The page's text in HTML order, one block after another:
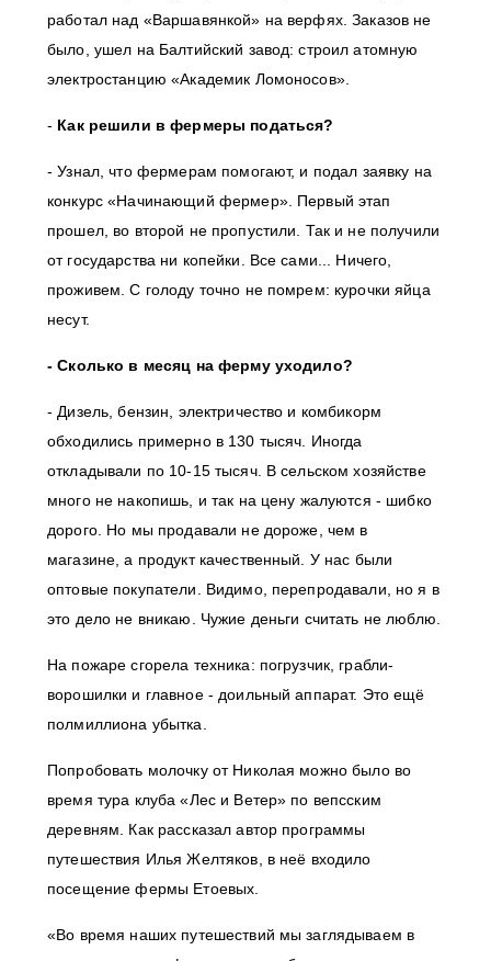
работал над «Варшавянкой» на верфях. Заказов не
было, ушел на Балтийский завод: строил атомную
электростанцию «Академик Ломоносов».
- Как решили в фермеры податься?
- Узнал, что фермерам помогают, и подал заявку на
конкурс «Начинающий фермер». Первый этап
прошел, во второй не пропустили. Так и не получили
от государства ни копейки. Все сами... Ничего,
проживем. С голоду точно не помрем: курочки яйца
несут.
- Сколько в месяц на ферму уходило?
- Дизель, бензин, электричество и комбикорм
обходились примерно в 130 тысяч. Иногда
откладывали по 10-15 тысяч. В сельском хозяйстве
много не накопишь, и так на цену жалуются - шибко
дорого. Но мы продавали не дороже, чем в
магазине, а продукт качественный. У нас были
оптовые покупатели. Видимо, перепродавали, но я в
это дело не вникаю. Чужие деньги считать не люблю.
На пожаре сгорела техника: погрузчик, грабли-
ворошилки и главное - доильный аппарат. Это ещё
полмиллиона убытка.
Попробовать молочку от Николая можно было во
время тура клуба «Лес и Ветер» по вепсским
деревням. Как рассказал автор программы
путешествия Илья Желтяков, в неё входило
посещение фермы Етоевых.
«Во время наших путешествий мы заглядываем в